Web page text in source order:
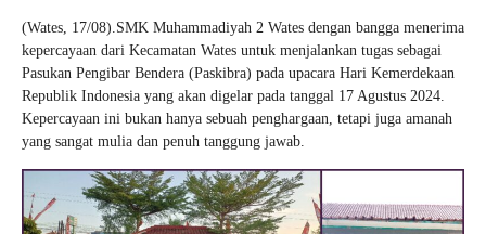
(Wates, 17/08).SMK Muhammadiyah 2 Wates dengan bangga menerima
kepercayaan dari Kecamatan Wates untuk menjalankan tugas sebagai
Pasukan Pengibar Bendera (Paskibra) pada upacara Hari Kemerdekaan
Republik Indonesia yang akan digelar pada tanggal 17 Agustus 2024.
Kepercayaan ini bukan hanya sebuah penghargaan, tetapi juga amanah
yang sangat mulia dan penuh tanggung jawab.